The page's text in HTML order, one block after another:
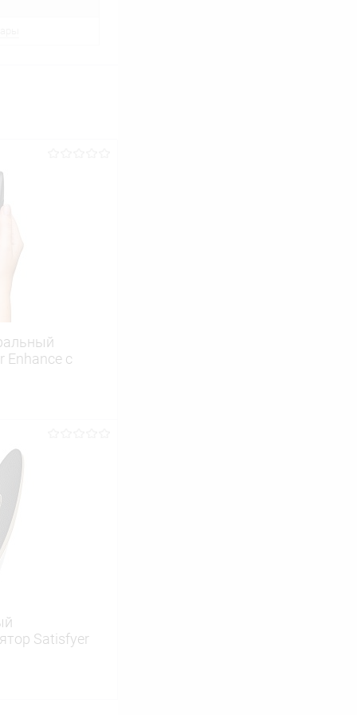
Enhance с
Сравнение
В наличии
Satisfyer
черный